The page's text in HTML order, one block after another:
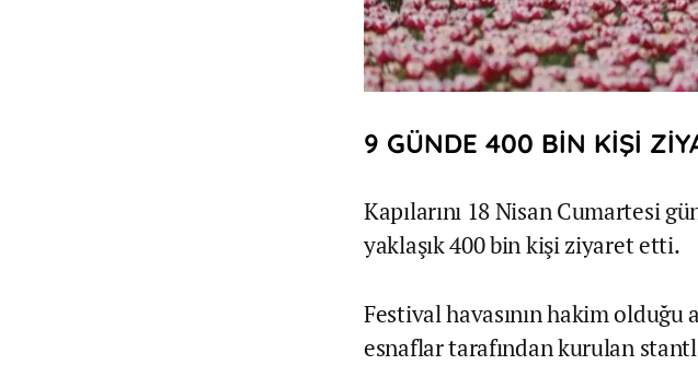
9 GÜNDE 400 BİN KİŞİ
Kapılarını 18 Nisan Cumartesi
yaklaşık 400 bin kişi ziyaret etti.
Festival havasının hakim
esnaflar tarafından kurulan